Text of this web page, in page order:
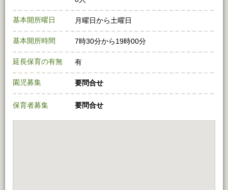
基本開所曜日 月曜日から土曜日
基本開所時間 7時30分から19時00分
延長保育の有無 有
園児募集 要問合せ
保育者募集 要問合せ